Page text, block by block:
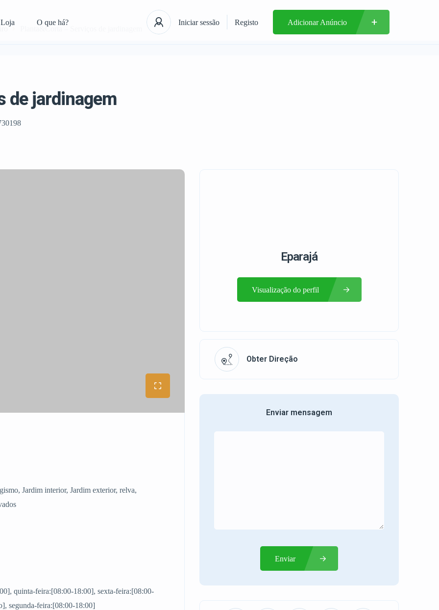
Loja O que há? Iniciar sessão Registo Adicionar Anúncio
Planta&Corta – Serviços de jardinagem
de jardinagem
Jardim interior, Jardim exterior, relva,
quinta-feira:[08:00-18:00], sexta-feira:[08:00-
segunda-feira:[08:00-18:00]
Eparajá
Visualização do perfil
Obter Direção
Enviar mensagem
Enviar